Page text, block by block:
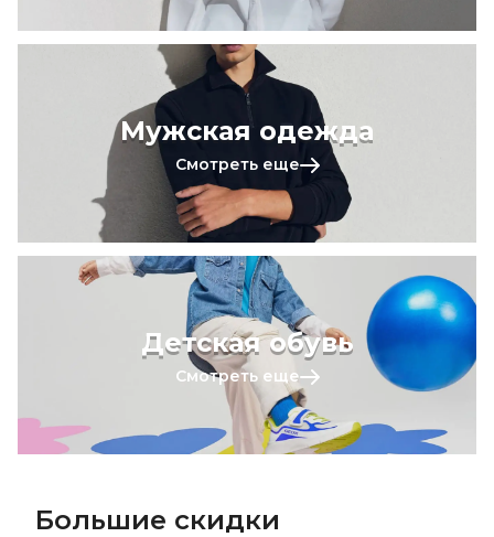
Мужская одежда
Смотреть еще
Детская обувь
Смотреть еще
Большие скидки